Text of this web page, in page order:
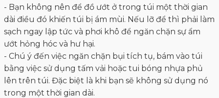
- Bạn không nên để đồ ướt ở trong túi một thời gian
dài điều đó khiến túi bị ám mùi. Nếu lỡ để thì phải làm
sạch ngay lập tức và phơi khô để ngăn chặn sự ẩm
ướt hỏng hóc và hư hại.
- Chú ý đến việc ngăn chặn bụi tích tụ, bám vào túi
bằng việc sử dụng tấm vải hoặc tui bóng nhựa phủ
lên trên túi. Đặc biệt là khi bạn sẽ không sử dụng nó
trong một thời gian dài.